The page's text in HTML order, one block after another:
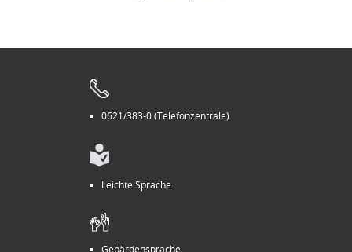
0621/383-0 (Telefonzentrale)
Leichte Sprache
Gebärdensprache